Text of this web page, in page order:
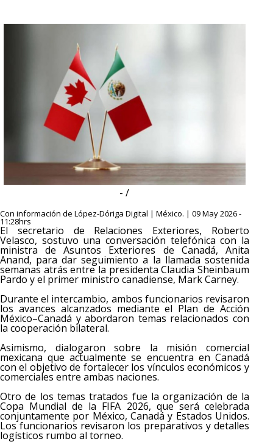
- /
Con información de López-Dóriga Digital | México. | 09 May 2026 -
11:28hrs
El secretario de Relaciones Exteriores, Roberto
Velasco, sostuvo una conversación telefónica con la
ministra de Asuntos Exteriores de Canadá, Anita
Anand, para dar seguimiento a la llamada sostenida
semanas atrás entre la presidenta Claudia Sheinbaum
Pardo y el primer ministro canadiense, Mark Carney.
Durante el intercambio, ambos funcionarios revisaron
los avances alcanzados mediante el Plan de Acción
México–Canadá y abordaron temas relacionados con
la cooperación bilateral.
Asimismo, dialogaron sobre la misión comercial
mexicana que actualmente se encuentra en Canadá
con el objetivo de fortalecer los vínculos económicos y
comerciales entre ambas naciones.
Otro de los temas tratados fue la organización de la
Copa Mundial de la FIFA 2026, que será celebrada
conjuntamente por México, Canadá y Estados Unidos.
Los funcionarios revisaron los preparativos y detalles
logísticos rumbo al torneo.